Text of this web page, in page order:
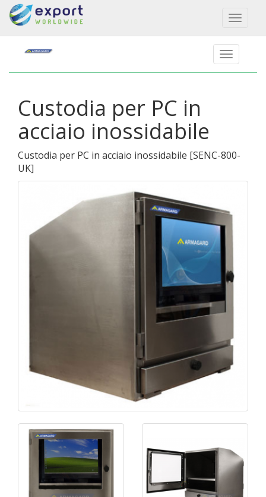
Toggle
Custodia per PC in
acciaio inossidabile
Custodia per PC in acciaio inossidabile [SENC-800-
UK]